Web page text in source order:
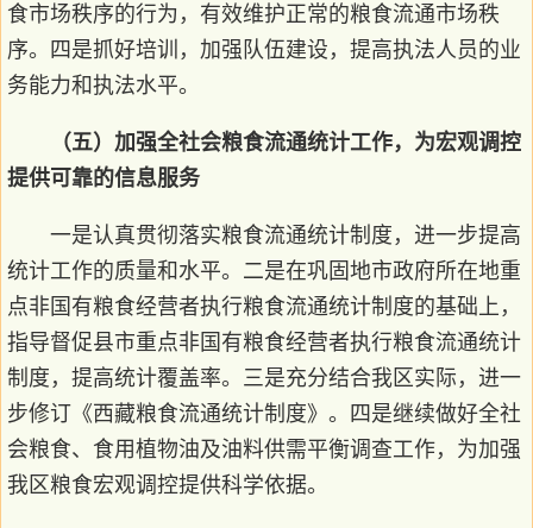
食市场秩序的行为，有效维护正常的粮食流通市场秩
序。四是抓好培训，加强队伍建设，提高执法人员的业
务能力和执法水平。
（五）加强全社会粮食流通统计工作，为宏观调控
提供可靠的信息服务
一是认真贯彻落实粮食流通统计制度，进一步提高
统计工作的质量和水平。二是在巩固地市政府所在地重
点非国有粮食经营者执行粮食流通统计制度的基础上，
指导督促县市重点非国有粮食经营者执行粮食流通统计
制度，提高统计覆盖率。三是充分结合我区实际，进一
步修订《西藏粮食流通统计制度》。四是继续做好全社
会粮食、食用植物油及油料供需平衡调查工作，为加强
我区粮食宏观调控提供科学依据。